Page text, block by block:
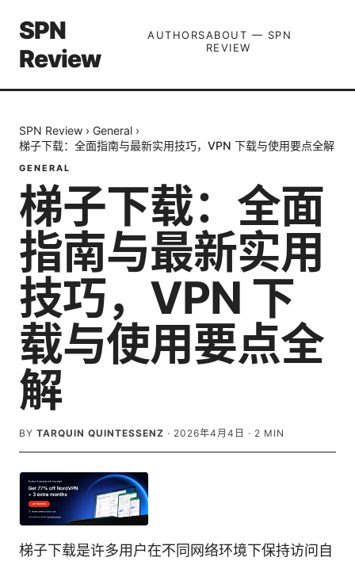
SPN
Review
AUTHORSABOUT — SPN
REVIEW
SPN Review › General ›
梯子下载：全面指南与最新实用技巧，VPN 下载与使用要点全解
GENERAL
梯子下载：全面
指南与最新实用
技巧，VPN 下
载与使用要点全
解
BY TARQUIN QUINTESSENZ · 2026年4月4日 · 2 MIN
梯子下载是许多用户在不同网络环境下保持访问自